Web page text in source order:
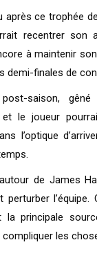
ce trophée
recentrer son
à maintenir
demi-finales de
saison,
et le joueur
l’optique
de James
perturber l’équipe.
la principale
compliquer les